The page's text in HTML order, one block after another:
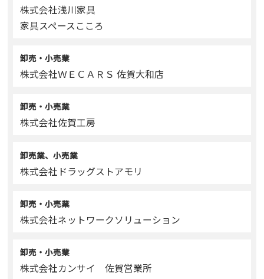
株式会社浅川家具
家具スペースこころ
卸売・小売業
株式会社ＷＥＣＡＲＳ 佐賀大和店
卸売・小売業
株式会社佐賀工房
卸売業、小売業
株式会社ドラッグストアモリ
卸売・小売業
株式会社ネットワークソリューション
卸売・小売業
株式会社カンサイ 佐賀営業所